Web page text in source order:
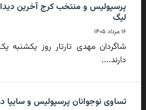
پرسپولیس و منتخب کرج آخرین
لیگ
۱۶ مرداد ۱۴۰۵
شاگردان مهدی تارتار روز یکشنبه یک
دارند....
تساوی نوجوانان پرسپولیس و سایپا